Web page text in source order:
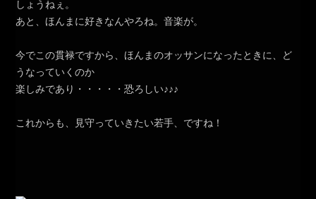
しょうねぇ。
あと、ほんまに好きなんやろね。音楽が。
今でこの貫禄ですから、ほんまのオッサンになったときに、ど
うなっていくのか
楽しみであり・・・・・恐ろしい♪♪♪
これからも、見守っていきたい若手、ですね！